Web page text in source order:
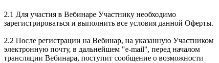
2.1 Для участия в Вебинаре Участнику необходимо
зарегистрироваться и выполнить все условия данной Оферты.
2.2 После регистрации на Вебинар, на указанную Участником
электронную почту, в дальнейшем "e-mail", перед началом
трансляции Вебинара, поступит сообщение о возможности